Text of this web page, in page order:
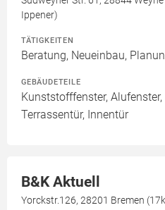
Ippener)
TÄTIGKEITEN
Beratung, Neueinbau,
GEBÄUDETEILE
Kunststofffenster,
Terrassentür, Innentür
B&K Aktuell
Yorckstr.126, 28201 Bremen